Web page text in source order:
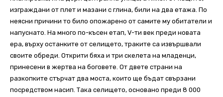
изграждани от плет и мазани с глина, били на два етажа. По
неясни причини то било опожарено от самите му обитатели и
напуснато. На много по-късен етап, V-ти век преди новата
ера, върху останките от селището, траките са извършвали
своите обреди. Открити бяха и три скелета на младенци,
принесени в жертва на боговете. От двете страни на
разкопките стърчат два моста, които ще бъдат свързани
посредством насип. Така селището, основано преди 8 000